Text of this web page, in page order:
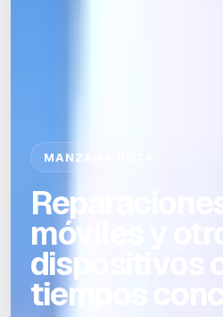
MANZANA ROTA
móviles y
dispositivos
tiempos